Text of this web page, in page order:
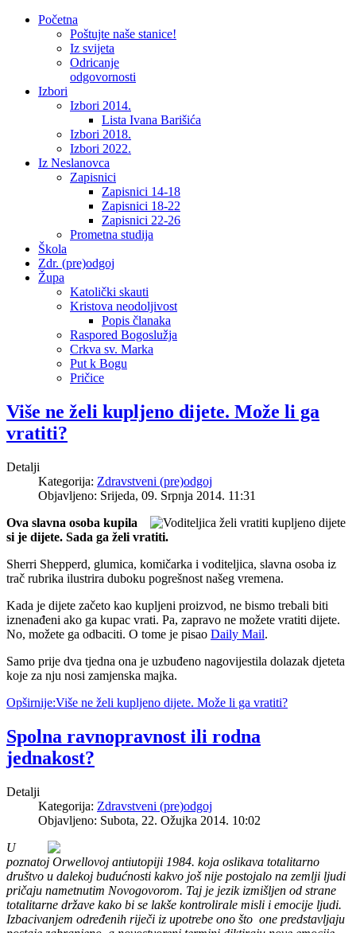
Početna
Poštujte naše stanice!
Iz svijeta
Odricanje
odgovornosti
Izbori
Izbori 2014.
Lista Ivana Barišića
Izbori 2018.
Izbori 2022.
Iz Neslanovca
Zapisnici
Zapisnici 14-18
Zapisnici 18-22
Zapisnici 22-26
Prometna studija
Škola
Zdr. (pre)odgoj
Župa
Katolički skauti
Kristova neodoljivost
Popis članaka
Raspored Bogoslužja
Crkva sv. Marka
Put k Bogu
Pričice
Više ne želi kupljeno dijete. Može li ga
vratiti?
Detalji
Kategorija: Zdravstveni (pre)odgoj
Objavljeno: Srijeda, 09. Srpnja 2014. 11:31
Ova slavna osoba kupila
si je dijete. Sada ga želi vratiti.
Sherri Shepperd, glumica, komičarka i voditeljica, slavna osoba iz
trač rubrika ilustrira duboku pogrešnost našeg vremena.
Kada je dijete začeto kao kupljeni proizvod, ne bismo trebali biti
iznenađeni ako ga kupac vrati. Pa, zapravo ne možete vratiti dijete.
No, možete ga odbaciti. O tome je pisao Daily Mail.
Samo prije dva tjedna ona je uzbuđeno nagovijestila dolazak djeteta
koje za nju nosi zamjenska majka.
Opširnije:Više ne želi kupljeno dijete. Može li ga vratiti?
Spolna ravnopravnost ili rodna
jednakost?
Detalji
Kategorija: Zdravstveni (pre)odgoj
Objavljeno: Subota, 22. Ožujka 2014. 10:02
U
poznatoj Orwellovoj antiutopiji 1984. koja oslikava totalitarno
društvo u dalekoj budućnosti kakvo još nije postojalo na zemlji ljudi
pričaju nametnutim Novogovorom. Taj je jezik izmišljen od strane
totalitarne države kako bi se lakše kontrolirale misli i emocije ljudi.
Izbacivanjem određenih riječi iz upotrebe ono što one predstavljaju